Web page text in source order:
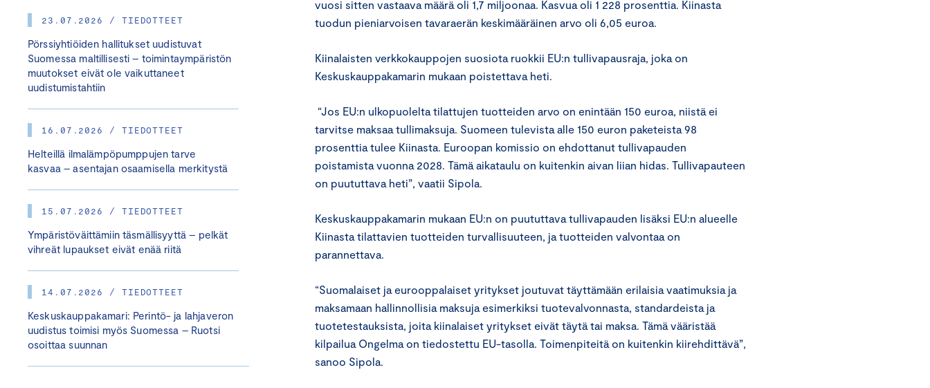
23.07.2026 / TIEDOTTEET
Pörssiyhtiöiden hallitukset uudistuvat
Suomessa maltillisesti – toimintaympäristön
muutokset eivät ole vaikuttaneet
uudistumistahtiin
16.07.2026 / TIEDOTTEET
Helteillä ilmalämpöpumppujen tarve
kasvaa – asentajan osaamisella merkitystä
15.07.2026 / TIEDOTTEET
Ympäristöväittämiin täsmällisyyttä – pelkät
vihreät lupaukset eivät enää riitä
14.07.2026 / TIEDOTTEET
Keskuskauppakamari: Perintö- ja lahjaveron
uudistus toimisi myös Suomessa – Ruotsi
osoittaa suunnan
vuosi sitten vastaava määrä oli 1,7 miljoonaa. Kasvua oli 1 228 prosenttia. Kiinasta
tuodun pieniarvoisen tavaraerän keskimääräinen arvo oli 6,05 euroa.
Kiinalaisten verkkokauppojen suosiota ruokkii EU:n tullivapausraja, joka on
Keskuskauppakamarin mukaan poistettava heti.
“Jos EU:n ulkopuolelta tilattujen tuotteiden arvo on enintään 150 euroa, niistä ei
tarvitse maksaa tullimaksuja. Suomeen tulevista alle 150 euron paketeista 98
prosenttia tulee Kiinasta. Euroopan komissio on ehdottanut tullivapauden
poistamista vuonna 2028. Tämä aikataulu on kuitenkin aivan liian hidas. Tullivapauteen
on puututtava heti”, vaatii Sipola.
Keskuskauppakamarin mukaan EU:n on puututtava tullivapauden lisäksi EU:n alueelle
Kiinasta tilattavien tuotteiden turvallisuuteen, ja tuotteiden valvontaa on
parannettava.
“Suomalaiset ja eurooppalaiset yritykset joutuvat täyttämään erilaisia vaatimuksia ja
maksamaan hallinnollisia maksuja esimerkiksi tuotevalvonnasta, standardeista ja
tuotetestauksista, joita kiinalaiset yritykset eivät täytä tai maksa. Tämä vääristää
kilpailua Ongelma on tiedostettu EU-tasolla. Toimenpiteitä on kuitenkin kiirehdittävä”,
sanoo Sipola.